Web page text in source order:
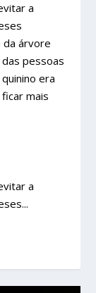
a
da árvore
pessoas
era
mais
a